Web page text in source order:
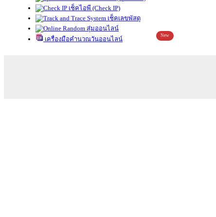
เช็คไอพี (Check IP)
เช็คเลขพัสดุ
สุ่มออนไลน์
เครื่องมือคำนวณวันออนไลน์
New